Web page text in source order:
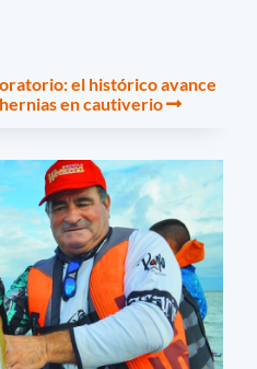
el histórico avance
en cautiverio